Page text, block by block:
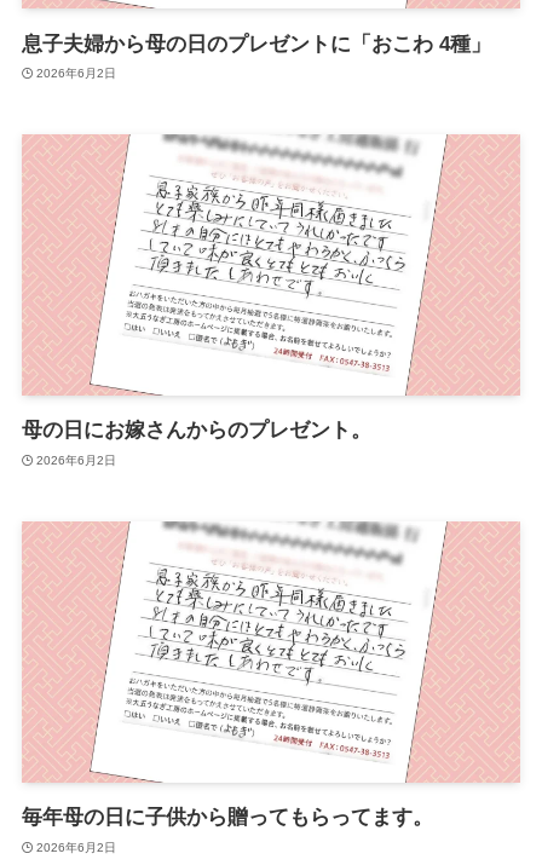
息子夫婦から母の日のプレゼントに「おこわ 4種」
2026年6月2日
母の日にお嫁さんからのプレゼント。
2026年6月2日
毎年母の日に子供から贈ってもらってます。
2026年6月2日